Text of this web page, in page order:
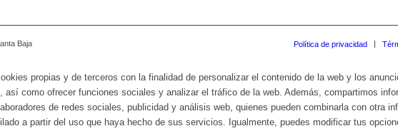
Baja Política de privacidad
propias y de terceros con la finalidad de personalizar el contenido de la web y los
así como ofrecer funciones sociales y analizar el tráfico de la web. Además, compartimos
de redes sociales, publicidad y análisis web, quienes pueden combinarla con otra
a partir del uso que haya hecho de sus servicios. Igualmente, puedes modificar tus